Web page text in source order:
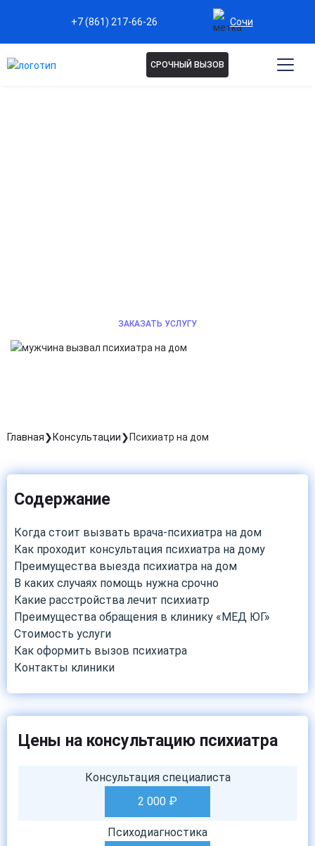
+7 (861) 217-66-26 Сочи
СРОЧНЫЙ ВЫЗОВ
ЗАКАЗАТЬ УСЛУГУ
Главная Консультации Психиатр на дом
Содержание
Когда стоит вызвать врача-психиатра на дом
Как проходит консультация психиатра на дому
Преимущества выезда психиатра на дом
В каких случаях помощь нужна срочно
Какие расстройства лечит психиатр
Преимущества обращения в клинику «МЕД ЮГ»
Стоимость услуги
Как оформить вызов психиатра
Контакты клиники
Цены на консультацию психиатра
Консультация специалиста
2 000 ₽
Психодиагностика